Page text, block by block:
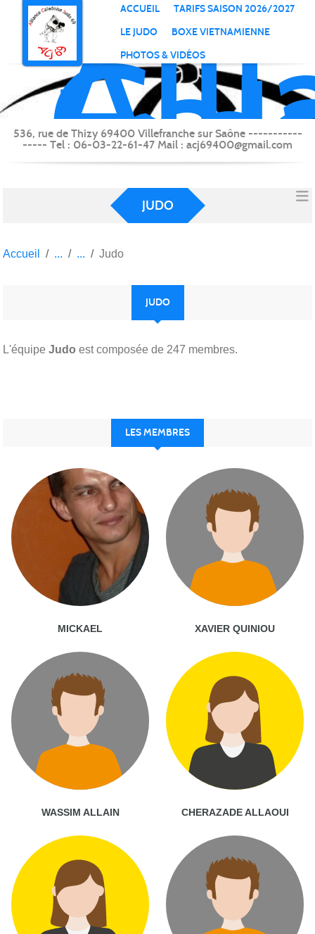
ACCUEIL
TARIFS SAISON 2026/2027
LE JUDO
BOXE VIETNAMIENNE
PHOTOS & VIDÉOS
69
sur
536, rue de Thizy 69400 Villefranche sur Saône -----------
----- Tel : 06-03-22-61-47 Mail : acj69400@gmail.com
JUDO
Accueil Judo
JUDO
L'équipe Judo est composée de 247 membres.
LES MEMBRES
MICKAEL XAVIER QUINIOU
WASSIM ALLAIN CHERAZADE ALLAOUI
Panneau de gestion des cookies